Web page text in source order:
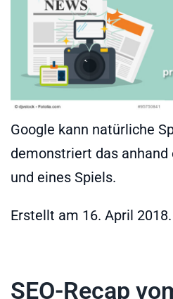
Google kann natürliche
demonstriert das anhand
und eines Spiels.
Erstellt am 16. April 2018.
SEO-Recap